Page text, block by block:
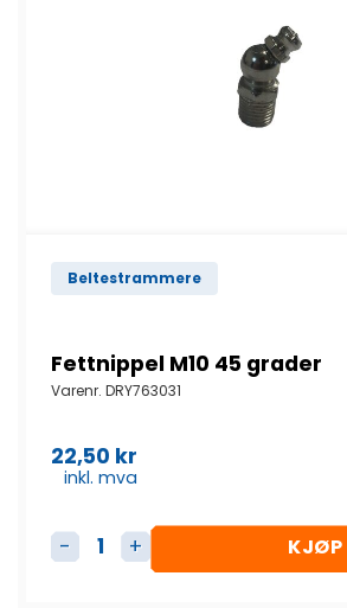
Beltestrammere
Fettnippel M10 45 grader
Varenr. DRY763031
22,50 kr
inkl. mva
Fettnippel M10 45 grader antall
KJØP